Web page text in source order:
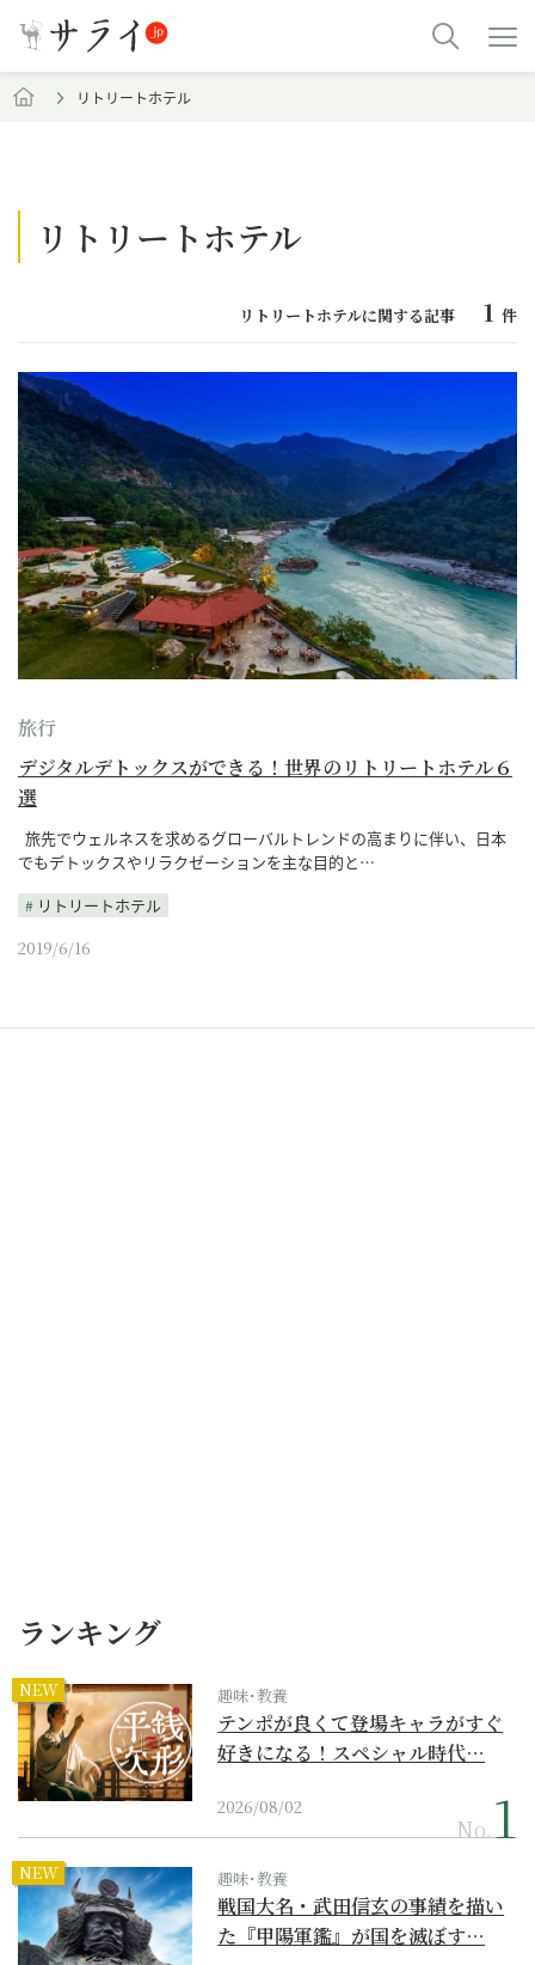
リトリートホテル
リトリートホテル
リトリートホテルに関する記事 1 件
旅行
デジタルデトックスができる！世界のリトリートホテル６
選
旅先でウェルネスを求めるグローバルトレンドの高まりに伴い、日本
でもデトックスやリラクゼーションを主な目的と…
リトリートホテル
2019/6/16
ランキング
NEW 趣味･教養
テンポが良くて登場キャラがすぐ
好きになる！スペシャル時代…
2026/08/02
No.
NEW 趣味･教養
戦国大名・武田信玄の事績を描い
た『甲陽軍鑑』が国を滅ぼす…